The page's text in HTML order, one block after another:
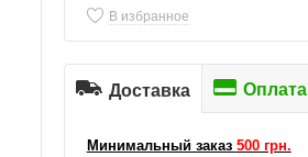
В избранное
Доставка Оплата
Минимальный заказ 500 грн.